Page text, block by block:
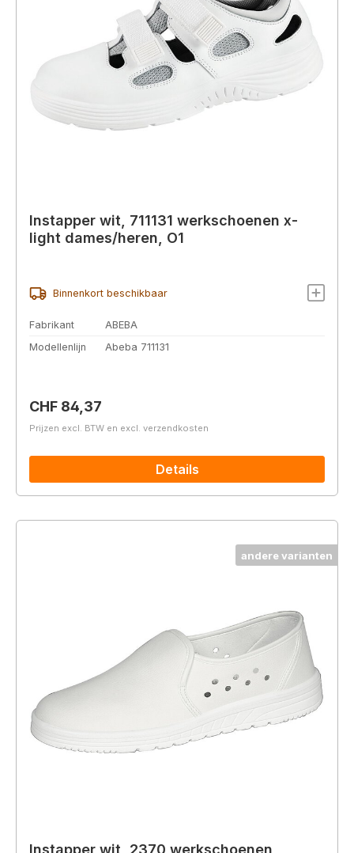
Instapper wit, 711131 werkschoenen x-
light dames/heren, O1
Binnenkort beschikbaar
Fabrikant
ABEBA
Modellenlijn
Abeba 711131
Normale prijs:
CHF 84,37
Prijzen excl. BTW en excl. verzendkosten
Details
andere varianten
Instapper wit, 2370 werkschoenen